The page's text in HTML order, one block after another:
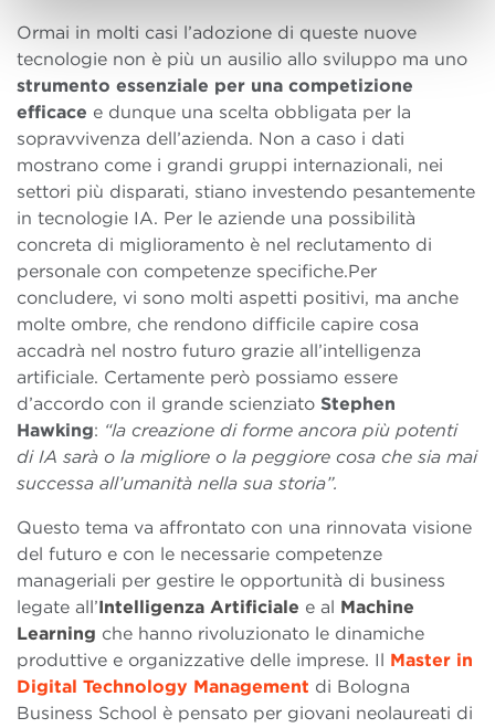
Ormai in molti casi l’adozione di queste nuove
tecnologie non è più un ausilio allo sviluppo ma uno
strumento essenziale per una competizione
efficace e dunque una scelta obbligata per la
sopravvivenza dell’azienda. Non a caso i dati
mostrano come i grandi gruppi internazionali, nei
settori più disparati, stiano investendo pesantemente
in tecnologie IA. Per le aziende una possibilità
concreta di miglioramento è nel reclutamento di
personale con competenze specifiche.Per
concludere, vi sono molti aspetti positivi, ma anche
molte ombre, che rendono difficile capire cosa
accadrà nel nostro futuro grazie all’intelligenza
artificiale. Certamente però possiamo essere
d’accordo con il grande scienziato Stephen
Hawking: “la creazione di forme ancora più potenti
di IA sarà o la migliore o la peggiore cosa che sia mai
successa all’umanità nella sua storia”.
Questo tema va affrontato con una rinnovata visione
del futuro e con le necessarie competenze
manageriali per gestire le opportunità di business
legate all’Intelligenza Artificiale e al Machine
Learning che hanno rivoluzionato le dinamiche
produttive e organizzative delle imprese. Il Master in
Digital Technology Management di Bologna
Business School è pensato per giovani neolaureati di